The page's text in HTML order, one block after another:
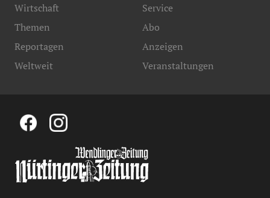
Wirtschaft
Themen
Reportagen
Weltweit
Service
Abo
Anzeigen
Veranstaltungen